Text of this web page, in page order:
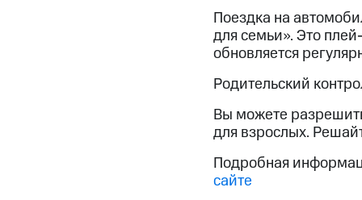
Скидка 30% на связь
Тарифы RED, РИИЛ и МТС Супер
Обзоры товаров
Скидки до 40%
при покупке со связью МТС
Поездка на
для семьи». Это
обновляется
Родительский
Вы можете
для взрослых.
Подробная
сайте